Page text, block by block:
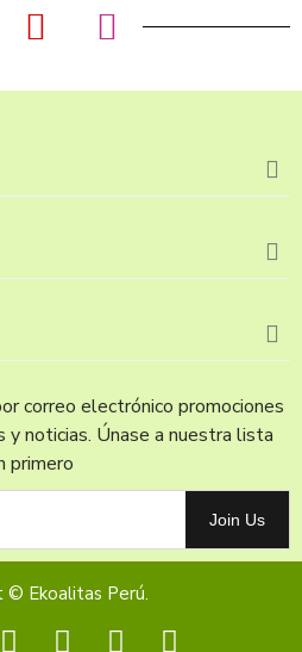
correo electrónico promociones
y noticias. Únase a nuestra lista
primero
Join Us
© Ekoalitas Perú.